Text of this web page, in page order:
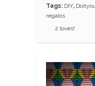
Tags: DIY,
regalos
2 loves!